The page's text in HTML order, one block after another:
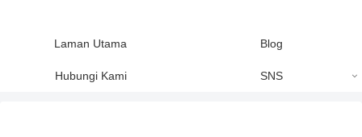
Laman Utama Blog
Hubungi Kami SNS